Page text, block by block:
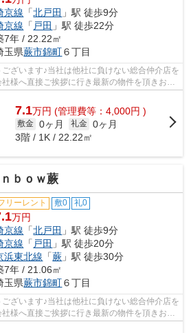
京線 「北戸田 」駅 徒歩9分
京線 「 戸田 」駅 徒歩22分
7年 / 22.22㎡
玉県蕨市錦町６丁目
ざいます♪当社は他社に負けない総合仲介店を
様へ直接ご挨拶に行き最新の物件を頂きお客
情報は...
7.1万円 (管理費等：4,000円 )
敷金 0ヶ月 礼金 0ヶ月
3階 / 1K / 22.22㎡
ｂｏｗ蕨
リーレント 敷0 礼0
万円
京線 「北戸田 」駅 徒歩9分
京線 「 戸田 」駅 徒歩20分
浜東北線 「蕨 」駅 徒歩30分
7年 / 21.06㎡
玉県蕨市錦町６丁目
ざいます♪当社は他社に負けない総合仲介店を
様へ直接ご挨拶に行き最新の物件を頂きお客
情報は...